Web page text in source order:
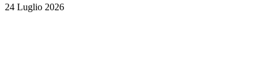
24 Luglio 2026